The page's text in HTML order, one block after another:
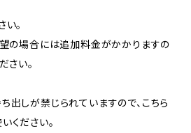
。
の場合には追加料金がかかりますの
さい。
出しが禁じられていますので、こちら
ください。